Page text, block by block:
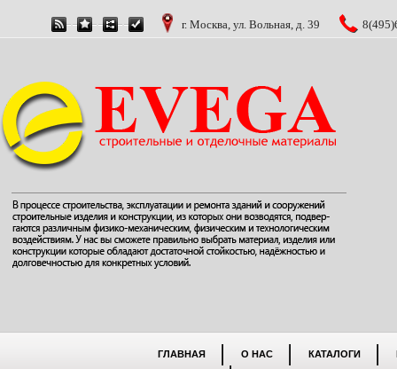
г. Москва, ул. Вольная, д. 39
ГЛАВНАЯ О НАС КАТАЛОГИ